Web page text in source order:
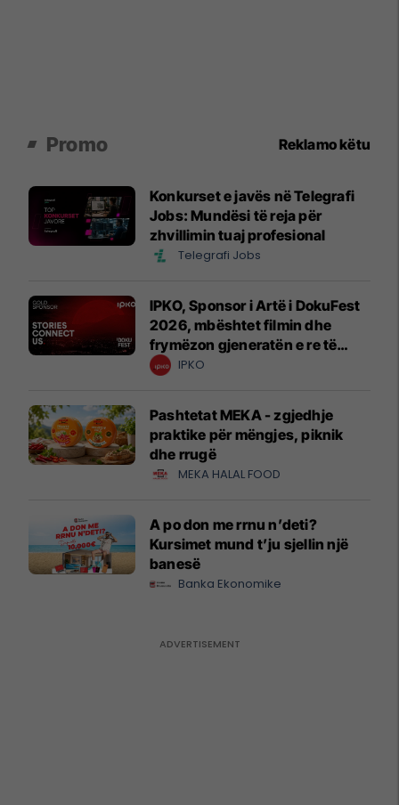
Promo Reklamo këtu
Konkurset e javës në Telegrafi
Jobs: Mundësi të reja për
zhvillimin tuaj profesional
Telegrafi Jobs
IPKO, Sponsor i Artë i DokuFest
2026, mbështet filmin dhe
frymëzon gjeneratën e re të
krijuesve
IPKO
Pashtetat MEKA - zgjedhje
praktike për mëngjes, piknik
dhe rrugë
MEKA HALAL FOOD
A po don me rrnu n’deti?
Kursimet mund t’ju sjellin një
banesë
Banka Ekonomike